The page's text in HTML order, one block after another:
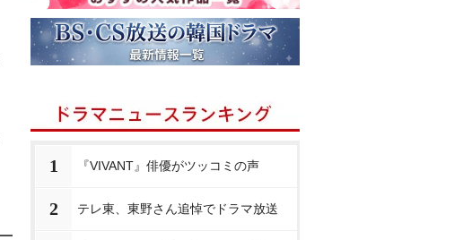
1 『VIVANT』俳優がツッコミの声
2 テレ東、東野さん追悼でドラマ放送